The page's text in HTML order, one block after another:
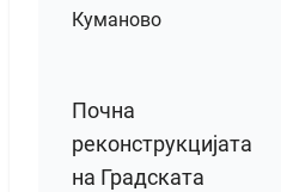
Почна
реконструкцијата
на Градската